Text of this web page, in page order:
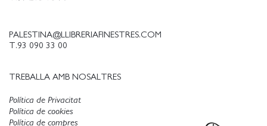
PALESTINA@LLIBRERIAFINESTRES.COM
T.93 090 33 00
TREBALLA AMB NOSALTRES
Política de Privacitat
Política de cookies
Política de compres